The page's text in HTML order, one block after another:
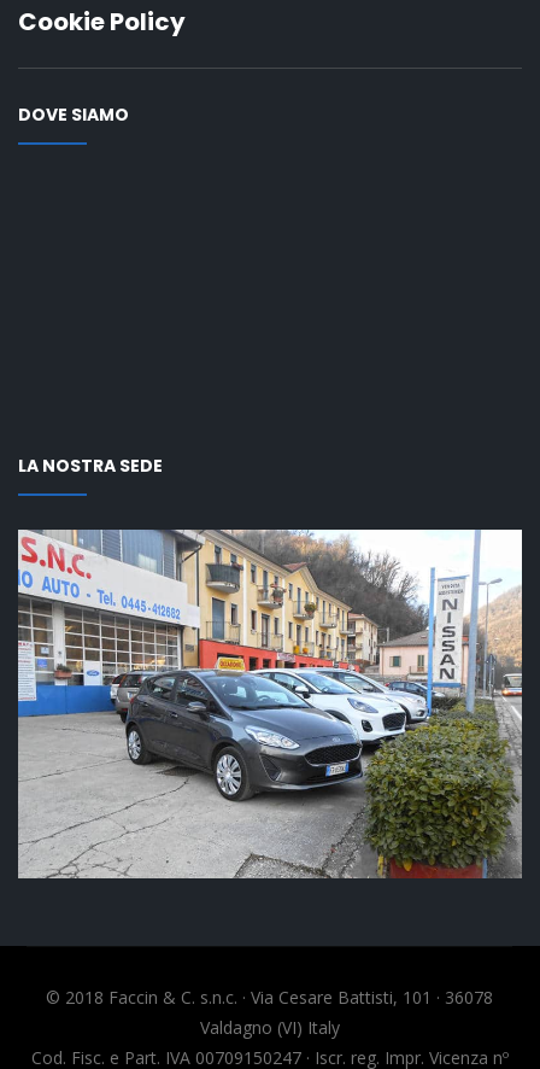
Cookie Policy
DOVE SIAMO
LA NOSTRA SEDE
© 2018 Faccin & C. s.n.c. · Via Cesare Battisti, 101 · 36078
Valdagno (VI) Italy
Cod. Fisc. e Part. IVA 00709150247 · Iscr. reg. Impr. Vicenza nº